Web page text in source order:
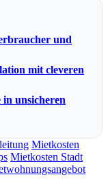
und
mit cleveren
unsicheren
Mietkosten
Mietkosten Stadt